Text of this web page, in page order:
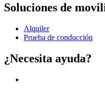
Soluciones de
Alquiler
Prueba de conducción
¿Necesita ayuda?